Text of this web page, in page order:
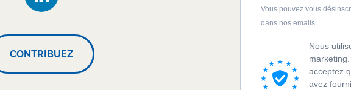
CONTRIBUEZ
Vous pouvez vous
dans nos emails.
Nous
acceptez
avez